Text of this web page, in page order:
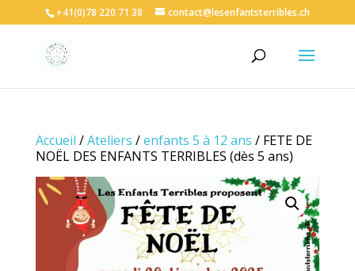
+41(0)78 220 71 38 contact@lesenfantsterribles.ch
Accueil /Ateliers /enfants 5 à 12 ans / FETE DE
NOËL DES ENFANTS TERRIBLES (dès 5 ans)